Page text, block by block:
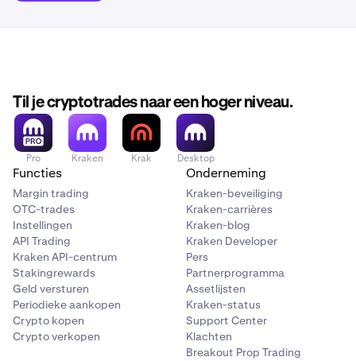
Til je cryptotrades naar een hoger niveau.
Pro Kraken Krak Desktop
Functies
Margin trading
OTC-trades
Instellingen
API Trading
Kraken API-centrum
Stakingrewards
Geld versturen
Periodieke aankopen
Crypto kopen
Crypto verkopen
Onderneming
Kraken-beveiliging
Kraken-carrières
Kraken-blog
Kraken Developer
Pers
Partnerprogramma
Assetlijsten
Kraken-status
Support Center
Klachten
Breakout Prop Trading